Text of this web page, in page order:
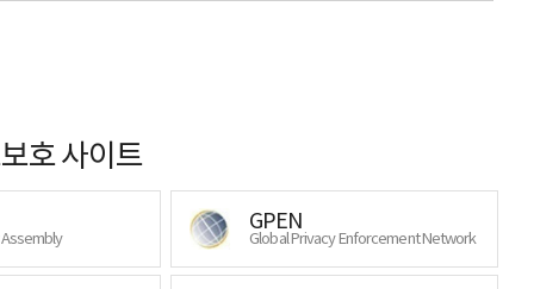
호 사이트
GPEN
Global Privacy Enforcement Network